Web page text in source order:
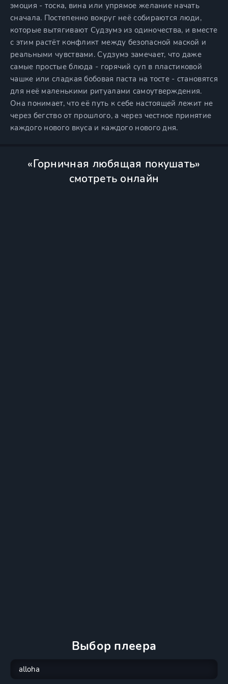
эмоция - тоска, вина или упрямое желание начать
сначала. Постепенно вокруг неё собираются люди,
которые вытягивают Судзумэ из одиночества, и вместе
с этим растёт конфликт между безопасной маской и
реальными чувствами. Судзумэ замечает, что даже
самые простые блюда - горячий суп в пластиковой
чашке или сладкая бобовая паста на тосте - становятся
для неё маленькими ритуалами самоутверждения.
Она понимает, что её путь к себе настоящей лежит не
через бегство от прошлого, а через честное принятие
каждого нового вкуса и каждого нового дня.
«Горничная любящая покушать»
смотреть онлайн
Выбор плеера